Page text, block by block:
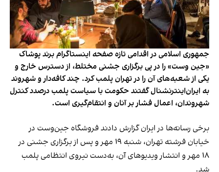
جمهوری اسلامی در اقدامی تازه صفحه اینستاگرام برند پوشاک
«جین وست» را در پی برگزاری جشنی مختلط، از دسترس خارج و
یکی از شعبه‌های آن را در تهران پلمب کرد. چند کافه‌‌دار و شهروند
به ایران‌اینترنشنال گفتند حکومت با سیاست پلمب درصدد کنترل
شهروندان، اعمال فشار بر آنان و انتقام‌گیری است.
برخی رسانه‌ها در ایران گزارش دادند فروشگاه جین‌وست در
خیابان فرشته تهران، شنبه ۱۹ مهر و پس از برگزاری جشنی در
۱۸ مهر و انتشار ویدیوهای آن، به‌دست نیروی انتظامی پلمب
شد.